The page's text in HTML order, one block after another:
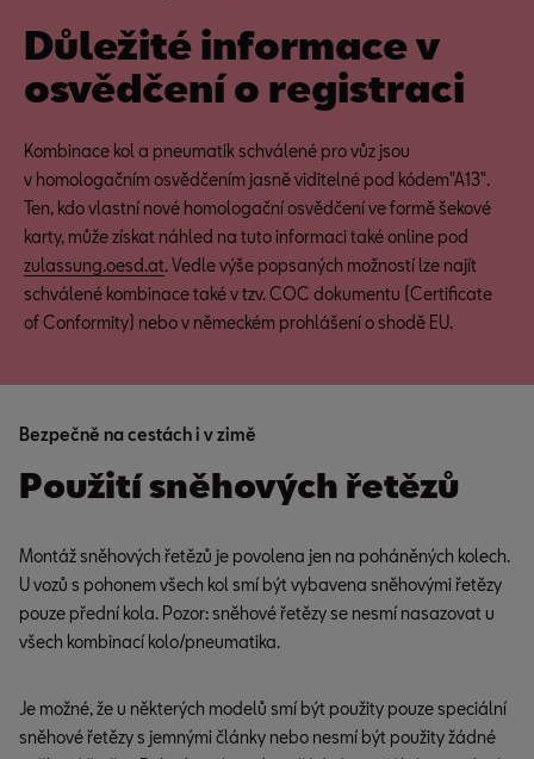
Důležité informace v
osvědčení o registraci
Kombinace kol a pneumatik schválené pro vůz jsou
v homologačním osvědčením jasně viditelné pod kódem"A13".
Ten, kdo vlastní nové homologační osvědčení ve formě šekové
karty, může získat náhled na tuto informaci také online pod
zulassung.oesd.at. Vedle výše popsaných možností lze najít
schválené kombinace také v tzv. COC dokumentu (Certificate
of Conformity) nebo v německém prohlášení o shodě EU.
Bezpečně na cestách i v zimě
Použití sněhových řetězů
Montáž sněhových řetězů je povolena jen na poháněných kolech.
U vozů s pohonem všech kol smí být vybavena sněhovými řetězy
pouze přední kola. Pozor: sněhové řetězy se nesmí nasazovat u
všech kombinací kolo/pneumatika.
Je možné, že u některých modelů smí být použity pouze speciální
sněhové řetězy s jemnými články nebo nesmí být použity žádné